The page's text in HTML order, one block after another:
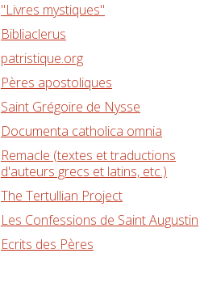
"Livres mystiques"
Bibliaclerus
patristique.org
Pères apostoliques
Saint Grégoire de Nysse
Documenta catholica omnia
Remacle (textes et traductions
d'auteurs grecs et latins, etc.)
The Tertullian Project
Les Confessions de Saint Augustin
Ecrits des Pères